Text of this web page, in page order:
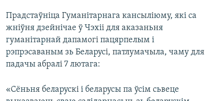
Прадстаўніца Гуманітарнага кансыліюму, які са
жніўня дзейнічае ў Чэхіі для аказаньня
гуманітарнай дапамогі пацярпелым і
рэпрэсаваным зь Беларусі, патлумачыла, чаму для
падачы абралі 7 лютага:
«Сёньня беларускі і беларусы па ўсім сьвеце